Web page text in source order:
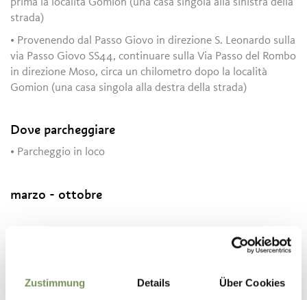
Zustimmung Details Über Cookies
strada)
• Provenendo dal Passo Giovo in direzione S. Leonardo sulla
via Passo Giovo SS44, continuare sulla Via Passo del Rombo
in direzione Moso, circa un chilometro dopo la località
Gomion (una casa singola alla destra della strada)
Dove parcheggiare
• Parcheggio in loco
marzo - ottobre
39015 S. Leonardo in Passiria